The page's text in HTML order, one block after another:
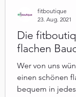
Die
flachen
Wer von uns
einen schönen
bequem in
fitboutique
23. Aug. 2021